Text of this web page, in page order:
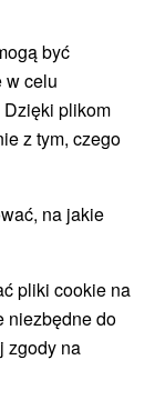
(11)
(19)
(2)
(29)
być
w celu
Dzięki plikom
z tym, czego
na jakie
pliki cookie na
niezbędne do
zgody na